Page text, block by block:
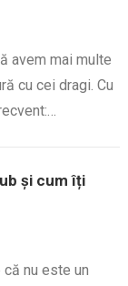
avem mai multe
cu cei dragi. Cu
și cum îți
nu este un